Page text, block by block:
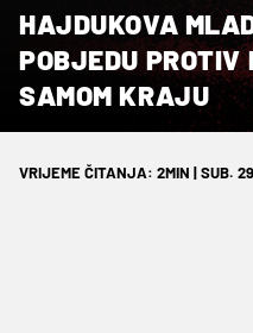
HAJDUKOVA
POBJEDU
SAMOM KRAJU
VRIJEME ČITANJA: 2MIN | SUB.